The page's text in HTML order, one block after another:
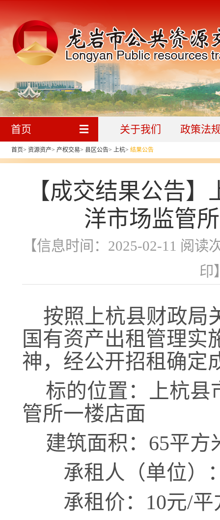
首页 关于我们 政策法
首页> 资源资产> 产权交易> 县区公告> 上杭> 结果公告
【成交结果公告
洋市场监管
【信息时间：2025-02-11 阅读
印
按照上杭县财政局
国有资产出租管理实
神，经公开招租确定
标的位置：
上杭
管所一楼店面
建筑面积： 65平方
承租人（单位）
承租价： 10元/平